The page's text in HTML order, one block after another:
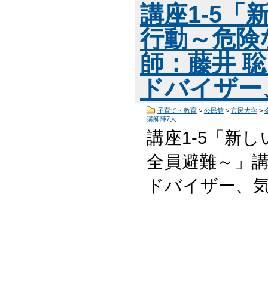
講座1-5「
行動～危険
師：藤井
ドバイザ
子育て・教育> 公民館> 市民大学>
講師陣7人
講座1-5「新し
全員避難～」
ドバイザー、